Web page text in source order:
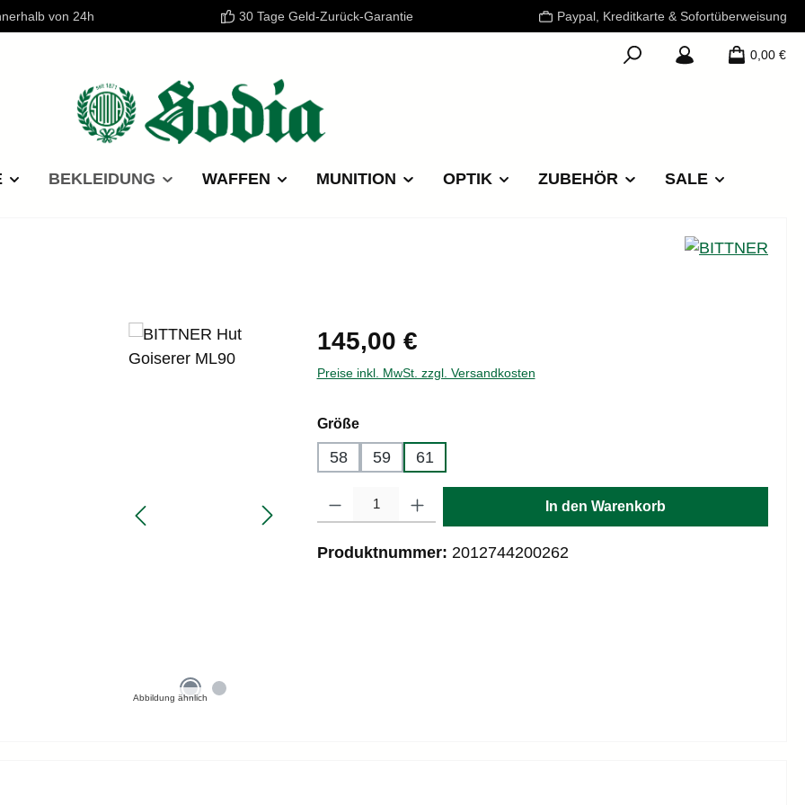
von 24h 30 Tage Geld-Zurück-Garantie Paypal, Kreditkarte & Sofortüberweisung
0,00 €
BEKLEIDUNG WAFFEN MUNITION OPTIK ZUBEHÖR SALE
Abbildung ähnlich
Regulärer Preis:
145,00 €
Preise inkl. MwSt. zzgl. Versandkosten
Größeauswählen
58 59 61
In den Warenkorb
Produktnummer: 2012744200262